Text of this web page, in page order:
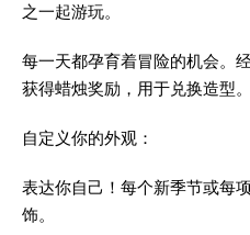
之一起游玩。
每一天都孕育着冒险的机会。
获得蜡烛奖励，用于兑换造型。
自定义你的外观：
表达你自己！每个新季节或每
饰。